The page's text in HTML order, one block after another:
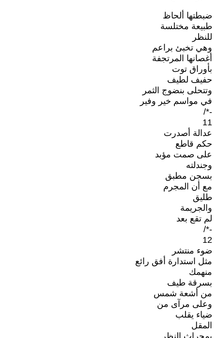
ضبطتها ألحاظ
طبيعة مختلسة
للنظر
وهي تخبئ براعم
أغصانها المرتجفة
بأوراق توت
حفيف لطيف
وتتحلى بنضوج الثمر
في مواسم خير وفير
-*/
11
عدالة أصدرت
حكم قاطع
على صمت مؤبد
وجندلته
بسجن مطبق
مع أن المجرم
طليق
والجريمة
لم تقع بعد
-*/
12
ضوء منتشر
مثل استدارة أفق رائع
منهمك
بسرقة طيف
من أشعة شمس
وعلى مرآى من
ضياء يقلب
المقل